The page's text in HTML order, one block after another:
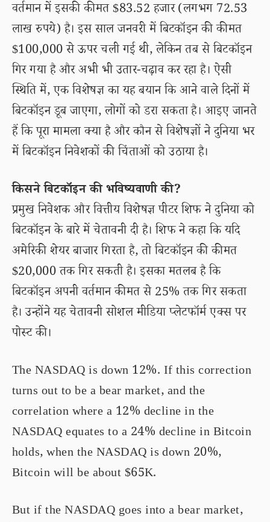
वर्तमान में इसकी कीमत $83.52 हजार (लगभग 72.53
लाख रुपये) है। इस साल जनवरी में बिटकॉइन की कीमत
$100,000 से ऊपर चली गई थी, लेकिन तब से बिटकॉइन
गिर गया है और अभी भी उतार-चढ़ाव कर रहा है। ऐसी
स्थिति में, एक विशेषज्ञ का यह बयान कि आने वाले दिनों में
बिटकॉइन डूब जाएगा, लोगों को डरा सकता है। आइए जानते
हैं कि पूरा मामला क्या है और कौन से विशेषज्ञों ने दुनिया भर
में बिटकॉइन निवेशकों की चिंताओं को उठाया है।
किसने बिटकॉइन की भविष्यवाणी की?
प्रमुख निवेशक और वित्तीय विशेषज्ञ पीटर शिफ ने दुनिया को
बिटकॉइन के बारे में चेतावनी दी है। शिफ ने कहा कि यदि
अमेरिकी शेयर बाजार गिरता है, तो बिटकॉइन की कीमत
$20,000 तक गिर सकती है। इसका मतलब है कि
बिटकॉइन अपनी वर्तमान कीमत से 25% तक गिर सकता
है। उन्होंने यह चेतावनी सोशल मीडिया प्लेटफॉर्म एक्स पर
पोस्ट की।
The NASDAQ is down 12%. If this correction
turns out to be a bear market, and the
correlation where a 12% decline in the
NASDAQ equates to a 24% decline in Bitcoin
holds, when the NASDAQ is down 20%,
Bitcoin will be about $65K.
But if the NASDAQ goes into a bear market,